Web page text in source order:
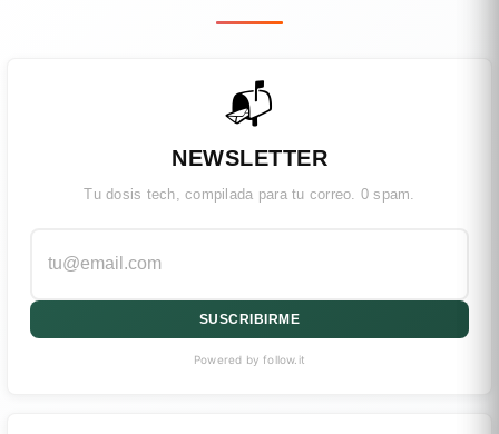
📬
NEWSLETTER
Tu dosis tech, compilada para tu correo. 0 spam.
SUSCRIBIRME
Powered by follow.it